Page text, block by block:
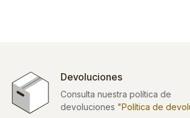
Devoluciones
Consulta nuestra política de
devoluciones "Política de